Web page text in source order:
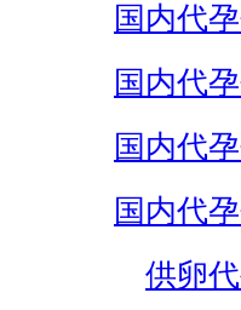
国内代
国内代
国内代
国内代
供卵